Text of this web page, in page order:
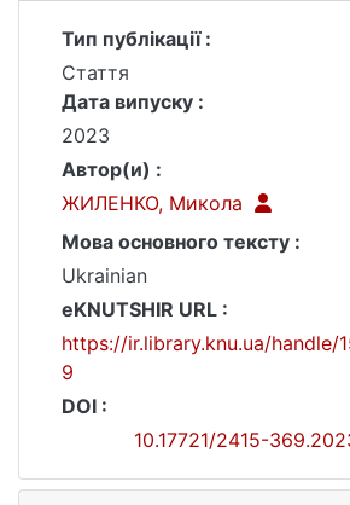
Тип публікації :
Стаття
Дата випуску :
2023
Автор(и) :
ЖИЛЕНКО, Микола
Мова основного тексту :
Ukrainian
eKNUTSHIR URL :
https://ir.library.knu.ua/handle/
9
DOI :
10.17721/2415-